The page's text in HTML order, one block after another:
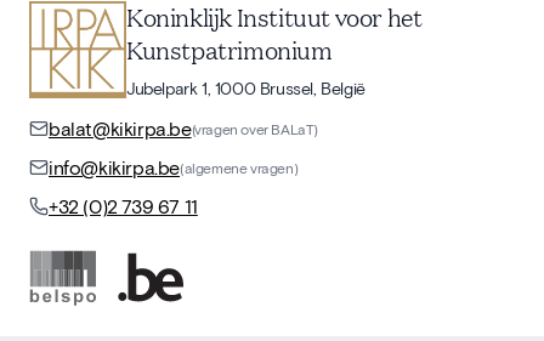
Koninklijk Instituut voor het
Kunstpatrimonium
Jubelpark 1, 1000 Brussel, België
balat@kikirpa.be(vragen over BALaT)
info@kikirpa.be(algemene vragen)
+32 (0)2 739 67 11